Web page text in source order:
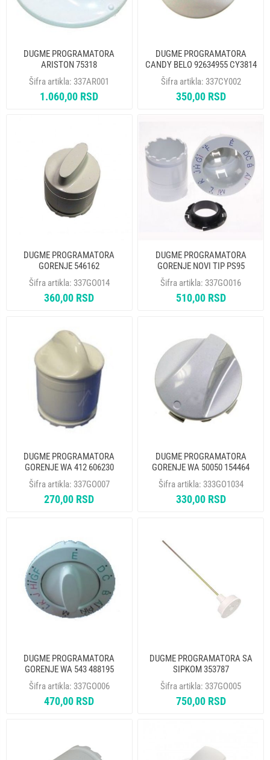
DUGME PROGRAMATORA
ARISTON 75318
Šifra artikla: 337AR001
1.060,00 RSD
DUGME PROGRAMATORA
CANDY BELO 92634955 CY3814
Šifra artikla: 337CY002
350,00 RSD
DUGME PROGRAMATORA
GORENJE 546162
Šifra artikla: 337GO014
360,00 RSD
DUGME PROGRAMATORA
GORENJE NOVI TIP PS95
479302 ORIGINAL
Šifra artikla: 337GO016
510,00 RSD
DUGME PROGRAMATORA
GORENJE WA 412 606230
Šifra artikla: 337GO007
270,00 RSD
DUGME PROGRAMATORA
GORENJE WA 50050 154464
ORIGINAL - MP
Šifra artikla: 333GO1034
330,00 RSD
DUGME PROGRAMATORA
GORENJE WA 543 488195
ORIGINAL
Šifra artikla: 337GO006
470,00 RSD
DUGME PROGRAMATORA SA
SIPKOM 353787
Šifra artikla: 337GO005
750,00 RSD